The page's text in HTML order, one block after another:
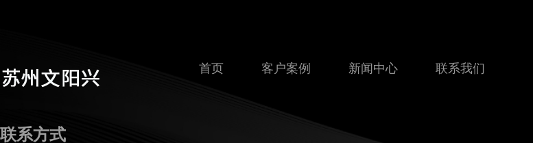
首页 客户案例 新闻中心 联系我们
联系方式